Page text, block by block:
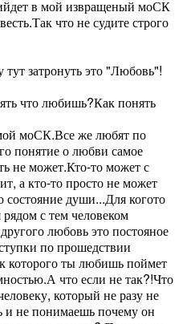
в мой извращеный моСК
что не судите строго
затронуть это "Любовь"!
что любишь?Как понять
моСК.Все же любят по
понятие о любви самое
не может.Кто-то может с
а кто-то просто не может
состояние души...Для когото
с тем человеком
любовь это постояное
по прошедствии
которого ты любишь поймет
что если не так?!Что
который не разу не
не понимаешь почему он